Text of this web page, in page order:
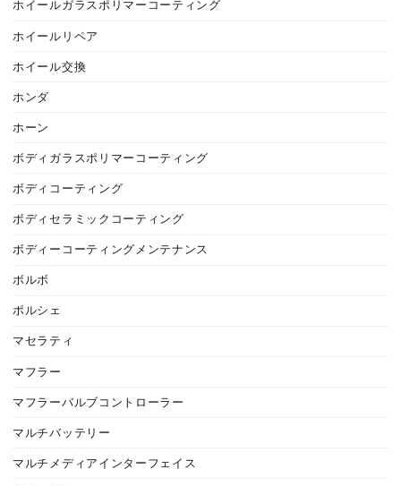
ホイールガラスポリマーコーティング
ホイールリペア
ホイール交換
ホンダ
ホーン
ボディガラスポリマーコーティング
ボディコーティング
ボディセラミックコーティング
ボディーコーティングメンテナンス
ボルボ
ポルシェ
マセラティ
マフラー
マフラーバルブコントローラー
マルチバッテリー
マルチメディアインターフェイス